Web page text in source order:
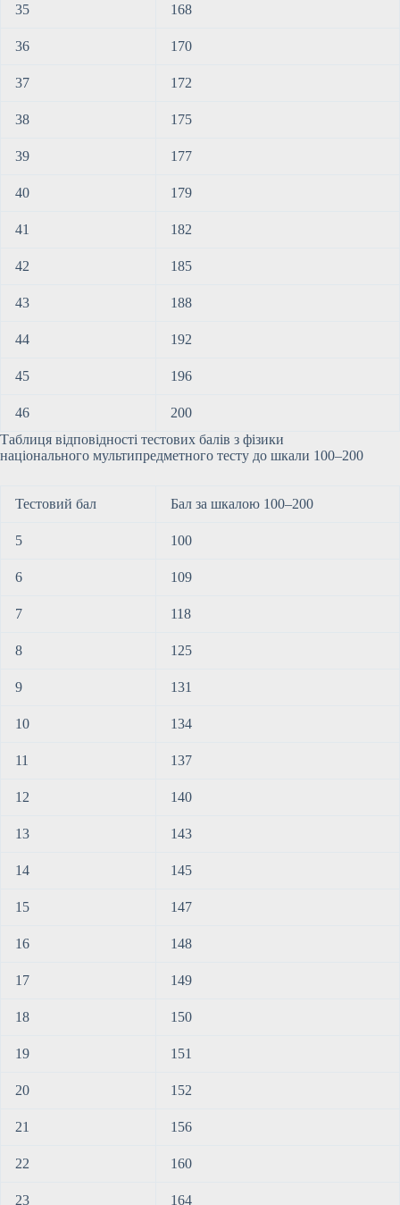
35 168
36 170
37 172
38 175
39 177
40 179
41 182
42 185
43 188
44 192
45 196
46
200
Таблиця відповідності тестових балів з фізики
національного мультипредметного тесту до шкали 100–200
Тестовий бал Бал за шкалою 100–200
5 100
6 109
7 118
8 125
9 131
10 134
11 137
12 140
13 143
14 145
15 147
16 148
17 149
18 150
19 151
20 152
21 156
22 160
23 164